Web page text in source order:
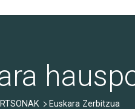
Euskara Zerbitzua